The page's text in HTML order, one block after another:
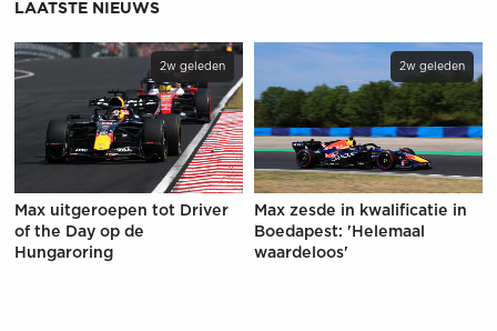
LAATSTE NIEUWS
2w geleden
Max uitgeroepen tot Driver
of the Day op de
Hungaroring
2w geleden
Max zesde in kwalificatie in
Boedapest: 'Helemaal
waardeloos'